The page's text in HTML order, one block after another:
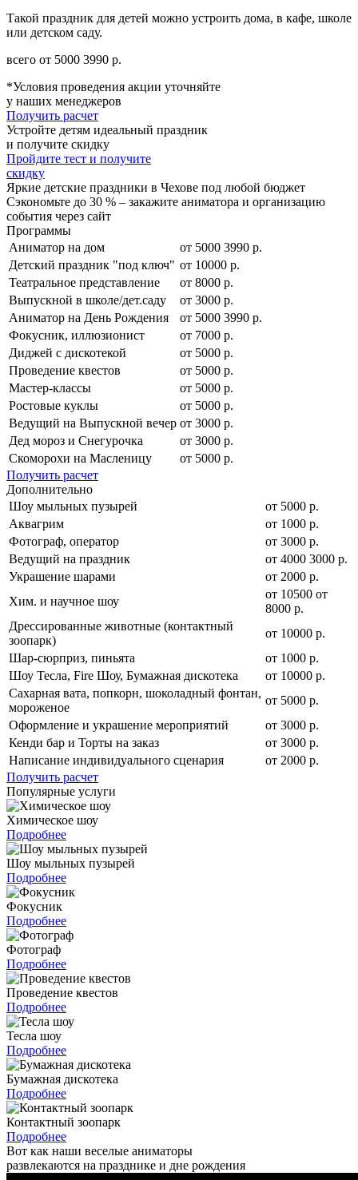
Такой праздник для детей можно устроить дома, в кафе, школе
или детском саду.
всего от 5000 3990 р.
*Условия проведения акции уточняйте
у наших менеджеров
Получить расчет
Устройте детям идеальный праздник
и получите скидку
Пройдите тест и получите
скидку
Яркие детские праздники в Чехове под любой бюджет
Сэкономьте до 30 % – закажите аниматора и организацию
события через сайт
Программы
Аниматор на дом
от 5000 3990 р.
Детский праздник "под ключ" от 10000 р.
Театральное представление
от 8000 р.
Выпускной в школе/дет.саду
от 3000 р.
Аниматор на День Рождения
от 5000 3990 р.
Фокусник, иллюзионист
от 7000 р.
Диджей с дискотекой
от 5000 р.
Проведение квестов
от 5000 р.
Мастер-классы
от 5000 р.
Ростовые куклы
от 5000 р.
Ведущий на Выпускной вечер от 3000 р.
Дед мороз и Снегурочка
от 3000 р.
Скоморохи на Масленицу
от 5000 р.
Получить расчет
Дополнительно
Шоу мыльных пузырей
от 5000 р.
Аквагрим
от 1000 р.
Фотограф, оператор
от 3000 р.
Ведущий на праздник
от 4000 3000 р.
Украшение шарами
от 2000 р.
Хим. и научное шоу
от 10500 от
8000 р.
Дрессированные животные (контактный
зоопарк)
от 10000 р.
Шар-сюрприз, пиньята
от 1000 р.
Шоу Тесла, Fire Шоу, Бумажная дискотека
от 10000 р.
Сахарная вата, попкорн, шоколадный фонтан,
мороженое
от 5000 р.
Оформление и украшение мероприятий
от 3000 р.
Кенди бар и Торты на заказ
от 3000 р.
Написание индивидуального сценария
от 2000 р.
Получить расчет
Популярные услуги
Химическое шоу
Подробнее
Шоу мыльных пузырей
Подробнее
Фокусник
Подробнее
Фотограф
Подробнее
Проведение квестов
Подробнее
Тесла шоу
Подробнее
Бумажная дискотека
Подробнее
Контактный зоопарк
Подробнее
Вот как наши веселые аниматоры
развлекаются на празднике и дне рождения